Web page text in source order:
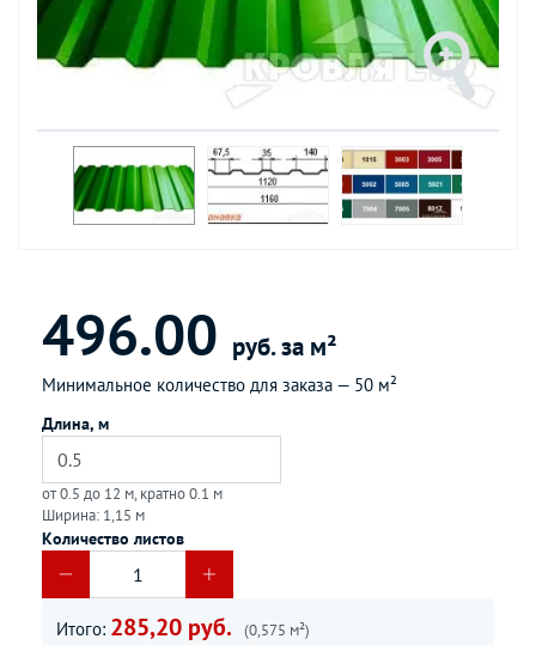
496.00 руб. за м²
Минимальное количество для заказа — 50 м²
Длина, м
от 0.5 до 12 м, кратно 0.1 м
Ширина: 1,15 м
Количество листов
Итого: 285,20 руб. (0,575 м²)